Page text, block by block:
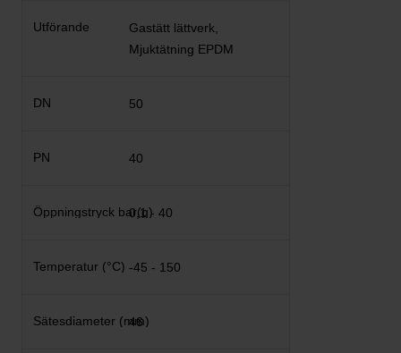
Gastätt lättverk,
Mjuktätning EPDM
50
40
0,1 - 40
-45 - 150
46